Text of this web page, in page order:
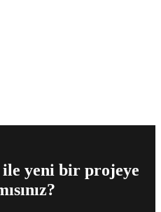
ile yeni bir projeye